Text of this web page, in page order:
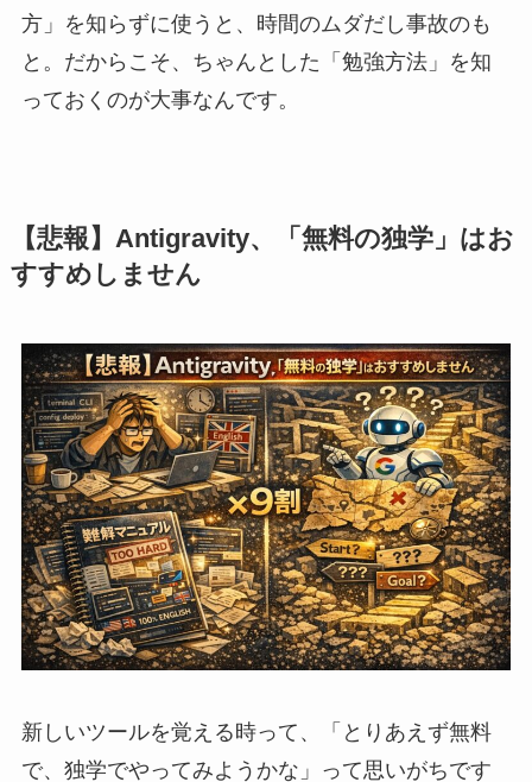
方」を知らずに使うと、時間のムダだし事故のも
と。だからこそ、ちゃんとした「勉強方法」を知
っておくのが大事なんです。
【悲報】Antigravity、「無料の独学」はお
すすめしません
新しいツールを覚える時って、「とりあえず無料
で、独学でやってみようかな」って思いがちです